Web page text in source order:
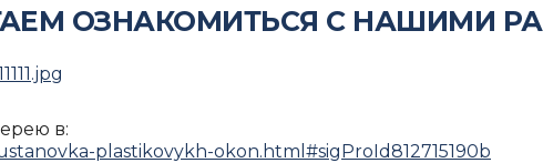
ОЗНАКОМИТЬСЯ С НАШИМИ
в:
plastikovykh-okon.html#sigProId812715190b